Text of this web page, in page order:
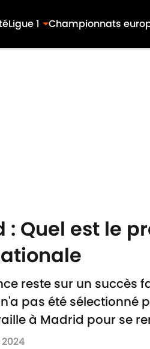
Ligue 1 Championnats
: Quel est le
reste sur un succès
pas été sélectionné
à Madrid pour se
2024